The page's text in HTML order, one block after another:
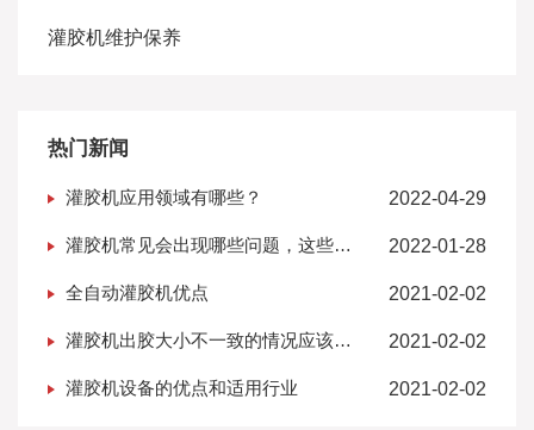
灌胶机维护保养
热门新闻
灌胶机应用领域有哪些？ 2022-04-29
灌胶机常见会出现哪些问题，这些问
2022-01-28
全自动灌胶机优点 2021-02-02
灌胶机出胶大小不一致的情况应该如
2021-02-02
灌胶机设备的优点和适用行业 2021-02-02